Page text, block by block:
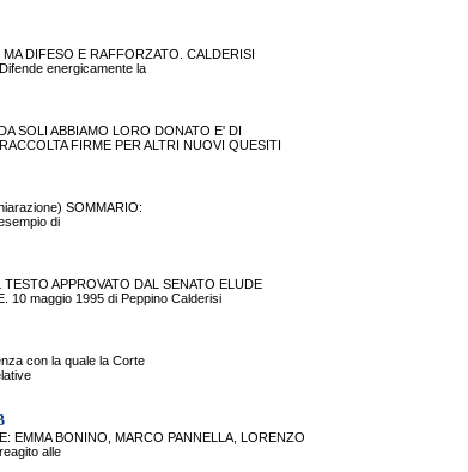
DIFESO E RAFFORZATO. CALDERISI
energicamente la
SOLI ABBIAMO LORO DONATO E' DI
FIRME PER ALTRI NUOVI QUESITI
SOMMARIO:
di
APPROVATO DAL SENATO ELUDE
10 maggio 1995 di Peppino Calderisi
con la quale la Corte
EMMA BONINO, MARCO PANNELLA, LORENZO
alle